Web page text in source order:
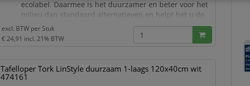
ecolabel. Daarmee is het duurzamer en beter voor het
milieu dan standaard alternatieven en helpt het u de
ecologische voetafdruk van uw bedrijf te verkleinen.
Het tafelkleed is geschikt voor direct v
excl. BTW per Stuk
€ 24,91 incl. 21% BTW
Tafelloper Tork LinStyle duurzaam 1-laags 120x40cm wit
474161